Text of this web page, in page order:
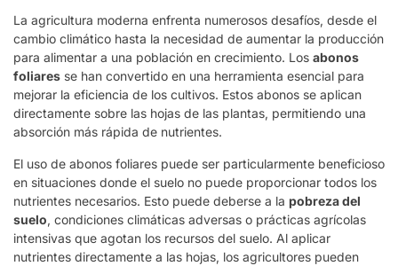
La agricultura moderna enfrenta numerosos desafíos, desde el
cambio climático hasta la necesidad de aumentar la producción
para alimentar a una población en crecimiento. Los abonos
foliares se han convertido en una herramienta esencial para
mejorar la eficiencia de los cultivos. Estos abonos se aplican
directamente sobre las hojas de las plantas, permitiendo una
absorción más rápida de nutrientes.
El uso de abonos foliares puede ser particularmente beneficioso
en situaciones donde el suelo no puede proporcionar todos los
nutrientes necesarios. Esto puede deberse a la pobreza del
suelo, condiciones climáticas adversas o prácticas agrícolas
intensivas que agotan los recursos del suelo. Al aplicar
nutrientes directamente a las hojas, los agricultores pueden